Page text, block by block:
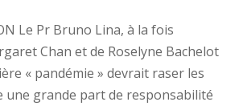
Le Pr Bruno Lina, à la fois
Chan et de Roselyne Bachelot
« pandémie » devrait raser les
une grande part de responsabilité